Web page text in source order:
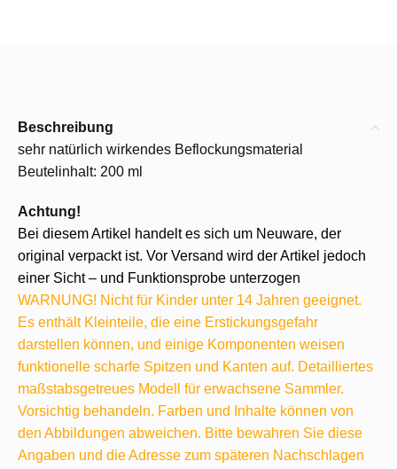
Beschreibung
sehr natürlich wirkendes Beflockungsmaterial
Beutelinhalt: 200 ml
Achtung!
Bei diesem Artikel handelt es sich um Neuware, der
original verpackt ist. Vor Versand wird der Artikel jedoch
einer Sicht – und Funktionsprobe unterzogen
WARNUNG! Nicht für Kinder unter 14 Jahren geeignet.
Es enthält Kleinteile, die eine Erstickungsgefahr
darstellen können, und einige Komponenten weisen
funktionelle scharfe Spitzen und Kanten auf. Detailliertes
maßstabsgetreues Modell für erwachsene Sammler.
Vorsichtig behandeln. Farben und Inhalte können von
den Abbildungen abweichen. Bitte bewahren Sie diese
Angaben und die Adresse zum späteren Nachschlagen